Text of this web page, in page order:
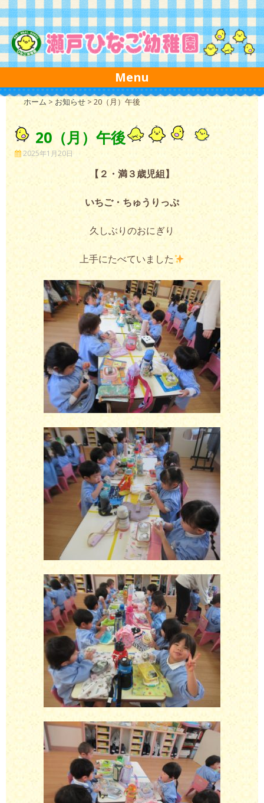
Skip to content
Menu
ホーム > お知らせ> 20（月）午後
20（月）午後
2025年1月20日
【２・満３歳児組】
いちご・ちゅうりっぷ
久しぶりのおにぎり
上手にたべていました